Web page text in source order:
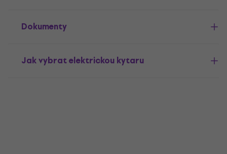
Dokumenty
Jak vybrat elektrickou kytaru